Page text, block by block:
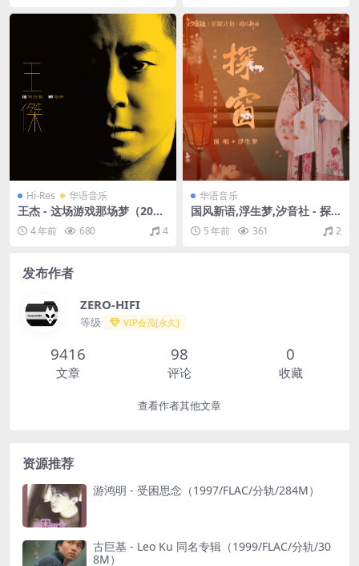
Hi-Res 华语音乐
王杰 - 这场游戏那场梦（202
3/FLAC/分轨/605M）(24bit/
48kHz))
4 年前 680 4
华语音乐
国风新语,浮生梦,汐音社 - 探
窗（Flac/23.2M）
5 年前 361 2
发布作者
ZERO-HIFI
等级 VIP会员[永久]
9416
文章
98
评论
0
收藏
查看作者其他文章
资源推荐
游鸿明 - 受困思念（1997/FLAC/分轨/284M）
古巨基 - Leo Ku 同名专辑（1999/FLAC/分轨/30
8M）